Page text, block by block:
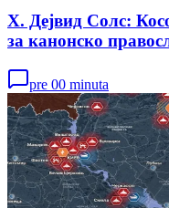
Х. Дејвид Солс:
за канонско
pre 00 minuta